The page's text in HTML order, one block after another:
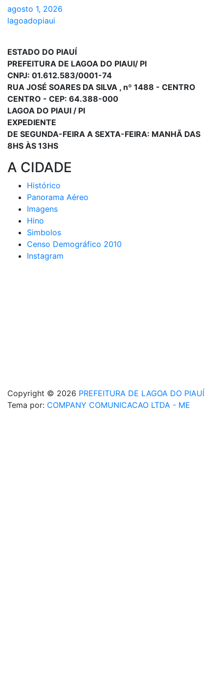
agosto 1, 2026
lagoadopiaui
ESTADO DO PIAUÍ
PREFEITURA DE LAGOA DO PIAUI/ PI
CNPJ: 01.612.583/0001-74
RUA JOSÉ SOARES DA SILVA , nº 1488 - CENTRO
CENTRO - CEP: 64.388-000
LAGOA DO PIAUI / PI
EXPEDIENTE
DE SEGUNDA-FEIRA A SEXTA-FEIRA: MANHÃ DAS
8HS ÀS 13HS
A CIDADE
Histórico
Panorama Aéreo
Imagens
Hino
Simbolos
Censo Demográfico 2010
Instagram
Copyright © 2026 PREFEITURA DE LAGOA DO PIAUÍ
Tema por: COMPANY COMUNICACAO LTDA - ME